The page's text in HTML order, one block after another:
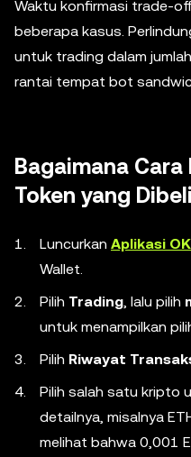
Waktu konfirmasi trade-
beberapa kasus.
untuk trading dalam
rantai tempat bot
Bagaimana
Token yang
Luncurkan Aplikasi
Wallet.
Pilih Trading, lalu pilih
untuk menampilkan
Pilih Riwayat
Pilih salah satu kripto
detailnya, misalnya
melihat bahwa 0,001